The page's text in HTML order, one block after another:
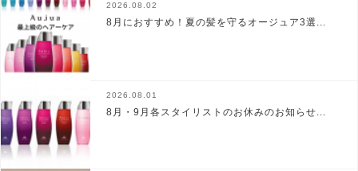
2026.08.02
8月におすすめ！夏の髪を守るオージュア3選...
2026.08.01
8月・9月各スタイリストのお休みのお知らせ...